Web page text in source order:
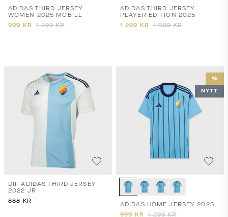
ADIDAS THIRD JERSEY
WOMEN 2025 MOBILL
999 KR 1 299 KR
ADIDAS THIRD JERSEY
PLAYER EDITION 2025
1 299 KR 1 699 KR
DIF ADIDAS THIRD JERSEY
2022 JR
888 KR
%
NYTT
ADIDAS HOME JERSEY 2025
999 KR 1 299 KR